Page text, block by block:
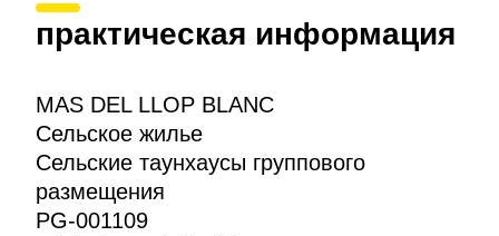
практическая информация
MAS DEL LLOP BLANC
Сельское жилье
Сельские таунхаусы группового
размещения
PG-001109